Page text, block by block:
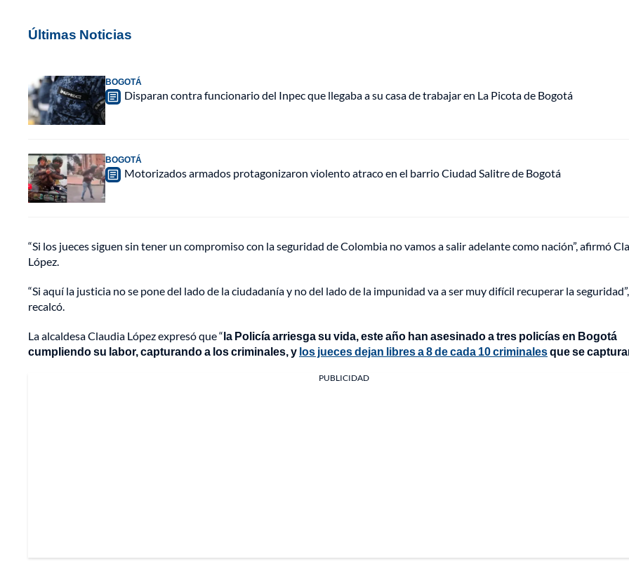
Últimas Noticias
BOGOTÁ
Disparan contra funcionario del Inpec que llegaba a su casa de trabajar en La Picota de Bogotá
BOGOTÁ
Motorizados armados protagonizaron violento atraco en el barrio Ciudad Salitre de Bogotá
“Si los jueces siguen sin tener un compromiso con la seguridad de Colombia no vamos a salir adelante como nación”, afirmó
López.
“Si aquí la justicia no se pone del lado de la ciudadanía y no del lado de la impunidad va a ser muy difícil recuperar la seguridad”,
recalcó.
La alcaldesa Claudia López expresó que “la Policía arriesga su vida, este año han asesinado a tres policías en Bogotá
cumpliendo su labor, capturando a los criminales, y los jueces dejan libres a 8 de cada 10 criminalesque se
PUBLICIDAD